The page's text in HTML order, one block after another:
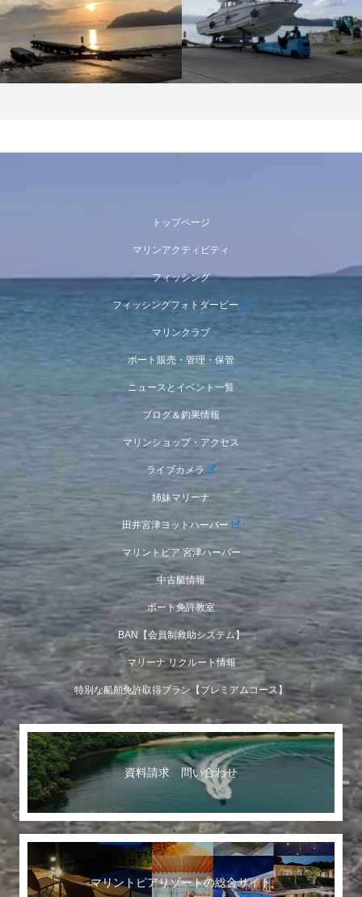
トップページ
マリンアクティビティ
フィッシング
フィッシングフォトダービー
マリンクラブ
ボート販売・管理・保管
ニュースとイベント一覧
ブログ＆釣果情報
マリンショップ・アクセス
ライブカメラ
姉妹マリーナ
田井宮津ヨットハーバー
マリントピア 宮津ハーバー
中古艇情報
ボート免許教室
BAN【会員制救助システム】
マリーナ リクルート情報
特別な船舶免許取得プラン【プレミアムコース】
資料請求 問い合わせ
マリントピアリゾートの総合サイト